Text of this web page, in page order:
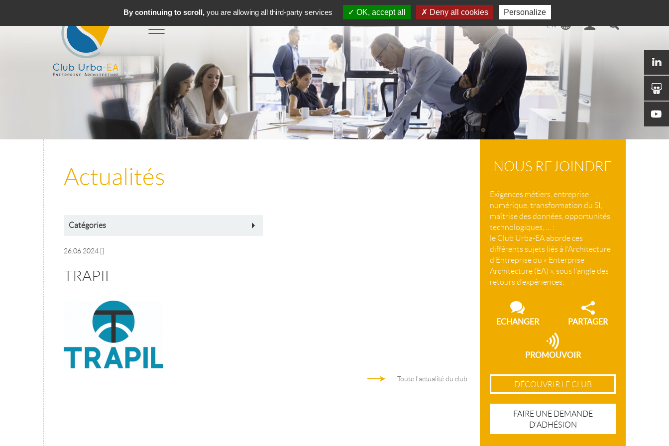
Toggle
navigation
Actualités
Catégories
26.06.2024 []
TRAPIL
Toute l'actualité du club
NOUS REJOINDRE
Exigences métiers, entreprise
numérique, transformation du SI,
maîtrise des données, opportunités
technologiques, … :
le Club Urba-EA aborde ces
différents sujets liés à l’Architecture
d’Entreprise ou « Enterprise
Architecture (EA) », sous l’angle des
retours d’expériences.
ECHANGER PARTAGER
PROMOUVOIR
DÉCOUVRIR LE CLUB
FAIRE UNE DEMANDE
D'ADHÉSION
By continuing to scroll,you are allowing all third-party services OK, accept all Deny all cookies Personalize